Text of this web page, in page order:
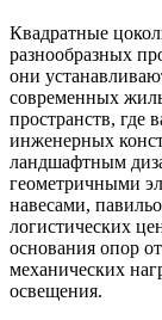
Квадратные
разнообразных
они
современных
пространств, где
инженерных
ландшафтным
геометричными
навесами,
логистических
основания опор
механических
освещения.